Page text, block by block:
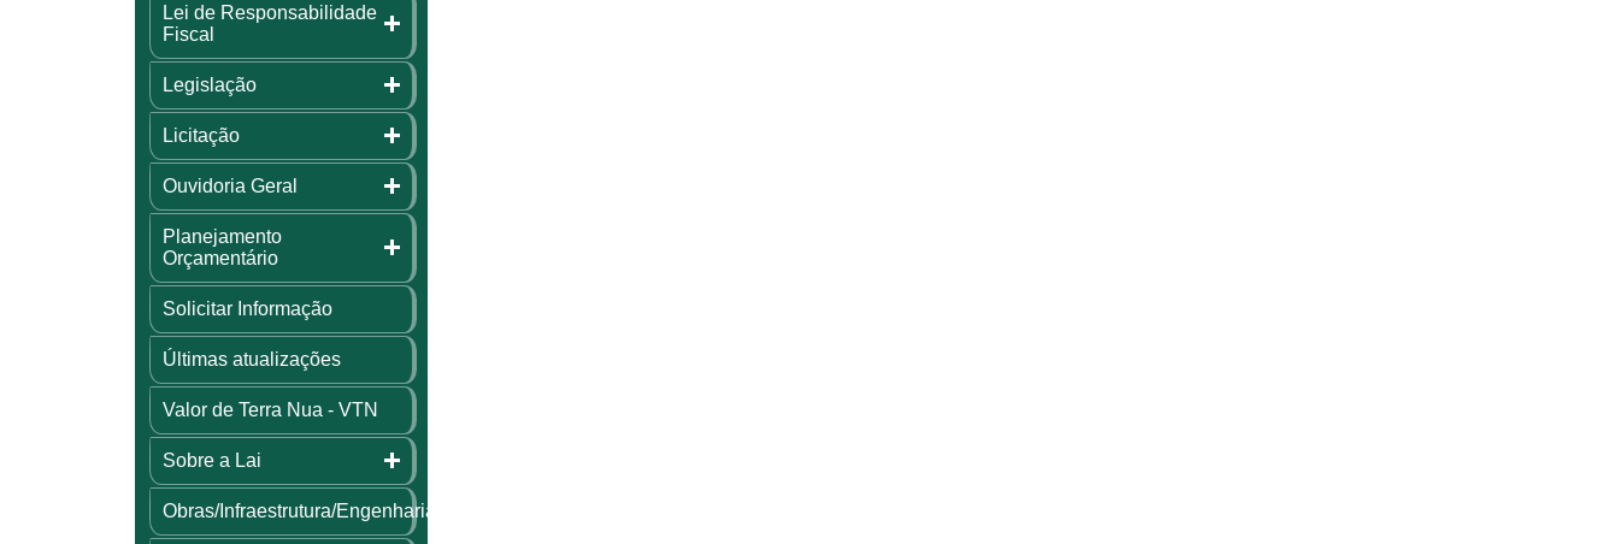
Lei de Responsabilidade
Fiscal
Legislação
Licitação
Ouvidoria Geral
Planejamento
Orçamentário
Solicitar Informação
Últimas atualizações
Valor de Terra Nua - VTN
Sobre a Lai
Obras/Infraestrutura/Engenharia